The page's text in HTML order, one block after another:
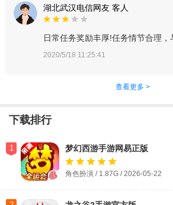
湖北武汉电信网友 客人
日常任务奖励丰厚!任务情节合理，
2020/5/18 11:25:41
查看更多 >
下载排行
1 梦幻西游手游网易正版
角色扮演 / 1.87G / 2026-05-22